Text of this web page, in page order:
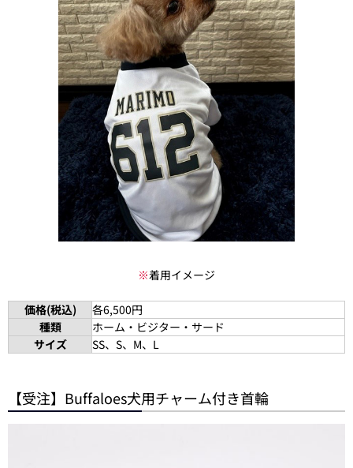
※着用イメージ
価格(税込)
各6,500円
種類
ホーム・ビジター・サード
サイズ
SS、S、M、L
【受注】Buffaloes犬用チャーム付き首輪